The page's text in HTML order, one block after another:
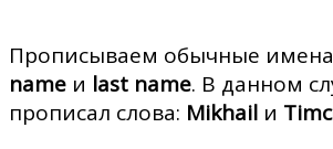
Прописываем обычные
name и last name. В данном
прописал слова: Mikhail и